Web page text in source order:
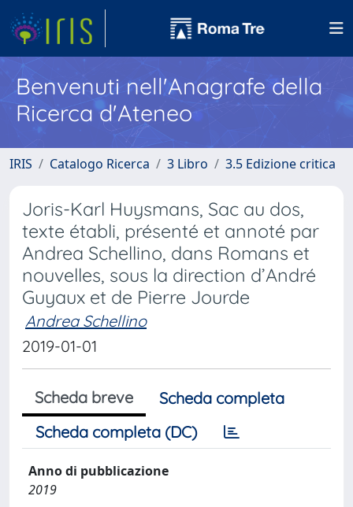
Benvenuti nell'Anagrafe della
Ricerca d'Ateneo
IRIS Catalogo Ricerca 3 Libro 3.5 Edizione critica
Joris-Karl Huysmans, Sac au dos,
texte établi, présenté et annoté par
Andrea Schellino, dans Romans et
nouvelles, sous la direction d’André
Guyaux et de Pierre Jourde
Andrea Schellino
2019-01-01
Scheda breve
Scheda completa
Scheda completa (DC)
Anno di pubblicazione
2019